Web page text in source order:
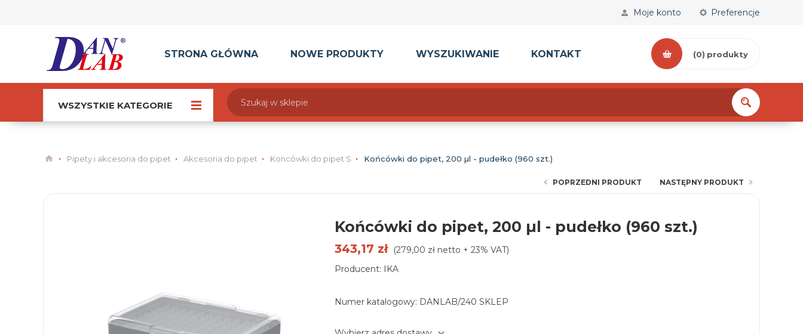
Preferencje
Moje konto
STRONA GŁÓWNA NOWE PRODUKTY WYSZUKIWANIE KONTAKT (0) produkty
WSZYSTKIE KATEGORIE
Pipety i akcesoria do pipet Akcesoria do pipet Koncówki do pipet S Końcówki do pipet, 200 µl - pudełko (960 szt.)
POPRZEDNI PRODUKT NASTĘPNY PRODUKT
Końcówki do pipet, 200 µl - pudełko (960 szt.)
343,17 zł (279,00 zł netto + 23% VAT)
Producent: IKA
Numer katalogowy: DANLAB/240 SKLEP